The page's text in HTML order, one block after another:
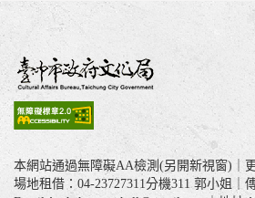
本網站通過無障礙AA檢測(另開新視窗)｜
場地租借：04-23727311分機311 郭小姐｜